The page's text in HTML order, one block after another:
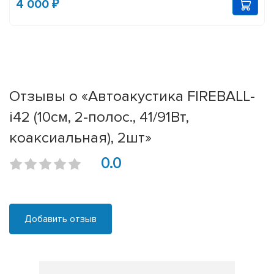
4 000 ₽
Отзывы о «Автоакустика FIREBALL-
i42 (10см, 2-полос., 41/91Вт,
коаксиальная), 2шт»
0.0
Добавить отзыв